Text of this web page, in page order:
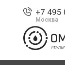
+7 495
Москва